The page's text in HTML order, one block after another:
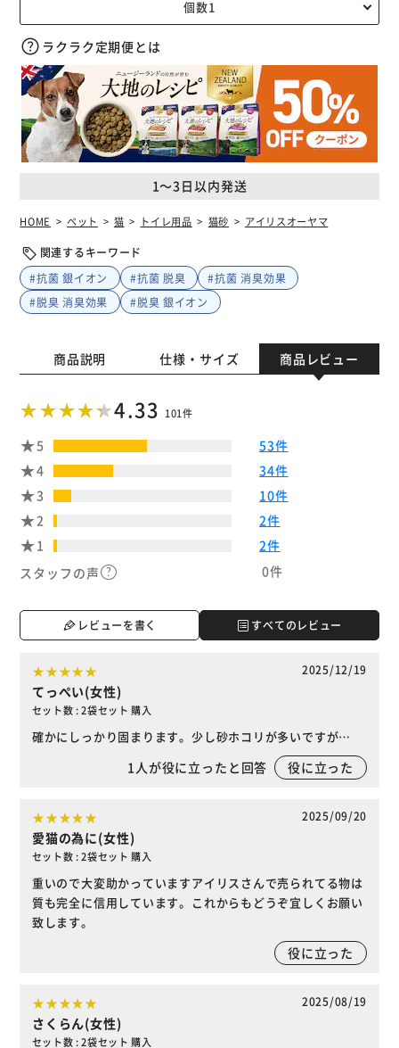
1～3日以内発送
ラクラク定期便とは
HOME ペット 猫 トイレ用品 猫砂 アイリスオーヤマ
関連するキーワード
#抗菌 銀イオン
#抗菌 脱臭
#抗菌 消臭効果
#脱臭 消臭効果
#脱臭 銀イオン
商品説明 仕様・サイズ 商品レビュー
4.33 101件
5
53件
4
34件
3
10件
2
2件
1
2件
スタッフの声
0件
レビューを書く すべてのレビュー
2025/12/19
てっぺい(女性)
セット数 : 2袋セット 購入
確かにしっかり固まります。少し砂ホコリが多いですが…
1 人が役に立ったと回答 役に立った
2025/09/20
愛猫の為に(女性)
セット数 : 2袋セット 購入
重いので大変助かっていますアイリスさんで売られてる物は
質も完全に信用しています。これからもどうぞ宜しくお願い
致します。
役に立った
2025/08/19
さくらん(女性)
セット数 : 2袋セット 購入